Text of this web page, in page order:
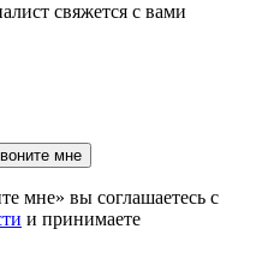
свяжется с вами
мне» вы соглашаетесь с
и принимаете